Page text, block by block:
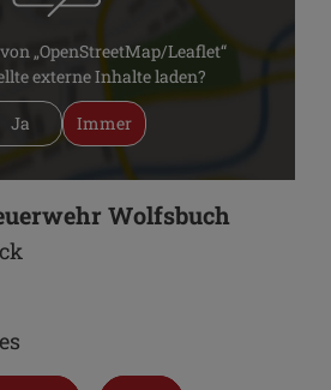
„OpenStreetMap/Leaflet“
externe Inhalte laden?
Ja Immer
Wolfsbuch